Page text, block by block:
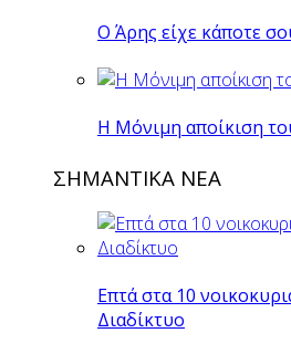
O Άρης είχε κάποτε
H Mόνιμη αποίκιση
ΣΗΜΑΝΤΙΚΑ ΝΕΑ
Επτά στα 10
Διαδίκτυο